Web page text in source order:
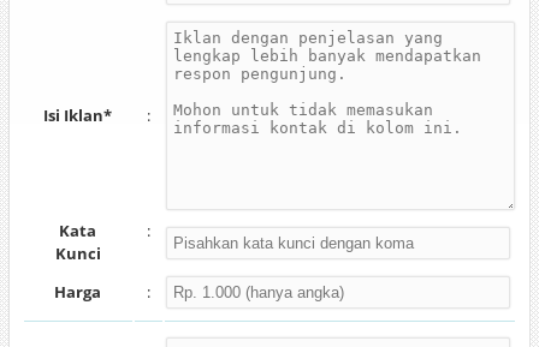
Isi Iklan* :
Kata
Kunci
:
Harga :